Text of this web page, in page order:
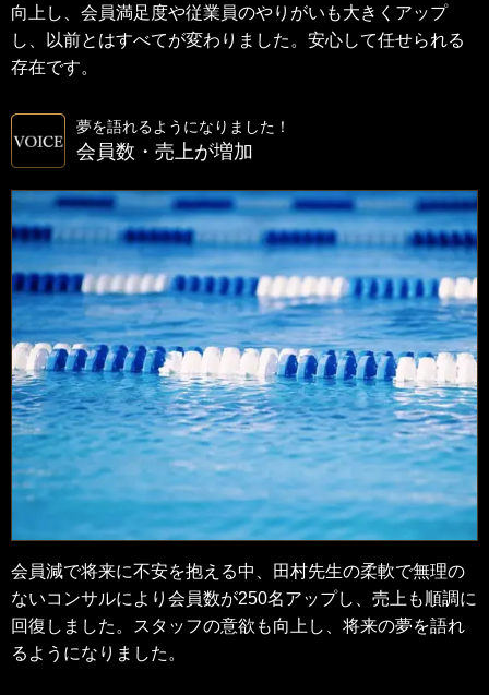
向上し、会員満足度や従業員のやりがいも大きくアップ
し、以前とはすべてが変わりました。安心して任せられる
存在です。
夢を語れるようになりました！
会員数・売上が増加
会員減で将来に不安を抱える中、田村先生の柔軟で無理の
ないコンサルにより会員数が250名アップし、売上も順調に
回復しました。スタッフの意欲も向上し、将来の夢を語れ
るようになりました。